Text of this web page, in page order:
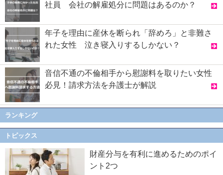
社員 会社の解雇処分に問題はあるのか？
年子を理由に産休を断られ「辞めろ」と非難さ
れた女性 泣き寝入りするしかない？
音信不通の不倫相手から慰謝料を取りたい女性
必見！請求方法を弁護士が解説
ランキング
トピックス
財産分与を有利に進めるためのポイ
ント2つ